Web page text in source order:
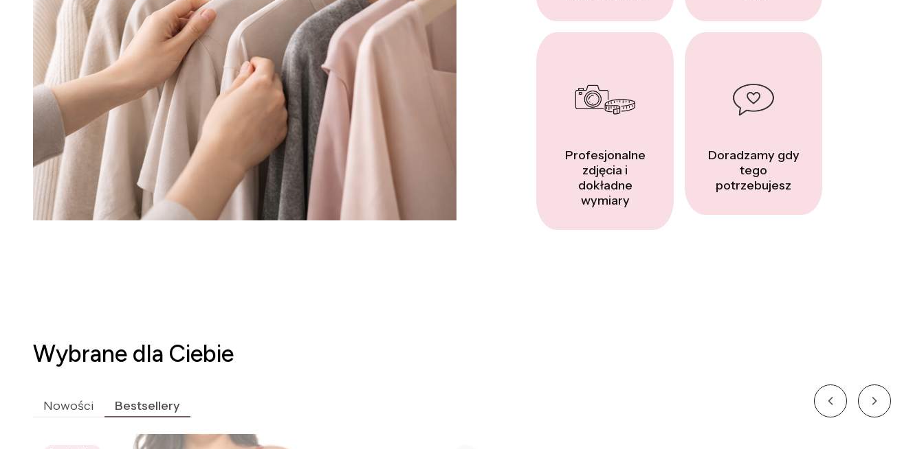
Profesjonalne
zdjęcia i
dokładne
wymiary
Doradzamy gdy
tego
potrzebujesz
Wybrane dla Ciebie
Nowości Bestsellery